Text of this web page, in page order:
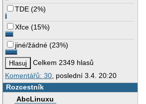
TDE (2%)
Xfce (15%)
jiné/žádné (23%)
Celkem 2349 hlasů
Komentářů: 30 , poslední 3.4. 20:20
Rozcestník
AbcLinuxu